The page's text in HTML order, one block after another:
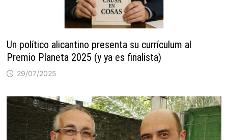
Un político alicantino presenta su currículum al
Premio Planeta 2025 (y ya es finalista)
29/07/2025